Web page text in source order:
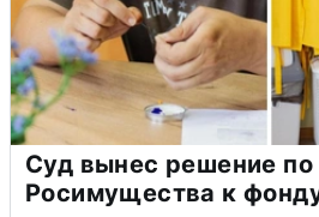
Суд вынес решение по
Росимущества к